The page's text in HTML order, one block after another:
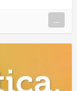
...